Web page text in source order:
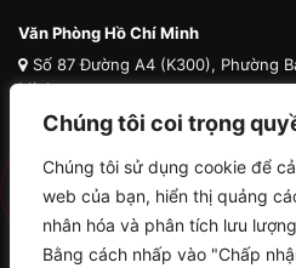
Chúng tôi coi trọng
Chúng tôi sử dụng cookie để
web của bạn, hiển thị quảng
nhân hóa và phân tích lưu
Bằng cách nhấp vào "Chấp
Văn Phòng Hồ Chí Minh
Số 87 Đường A4 (K300), Phường
Minh
+84 (0) 936 285 335
info@vanchuyentrungdong.com